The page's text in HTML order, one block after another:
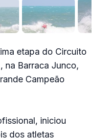
etapa do Circuito
na Barraca Junco,
Campeão
iniciou
dos atletas